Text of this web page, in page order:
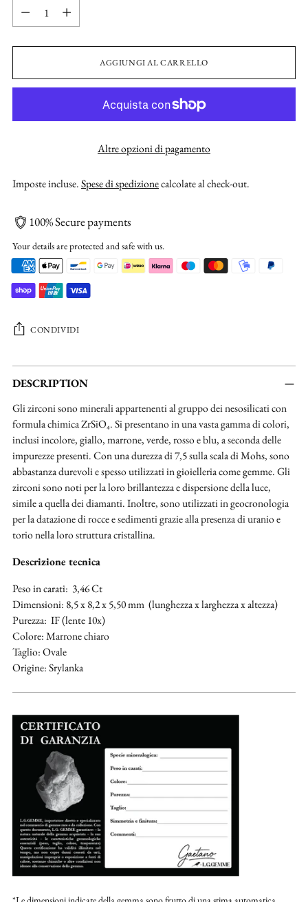
AGGIUNGI AL CARRELLO
Altre opzioni di pagamento
Imposte incluse.Spese di spedizionecalcolate al check-out.
100% Secure payments
Your details are protected and safe with us.
CONDIVIDI
Aggiungere
un
al
carrello...
DESCRIPTION
Gli zirconi sono minerali appartenenti al gruppo dei nesosilicati con
formula chimica ZrSiO₄. Si presentano in una vasta gamma di colori,
inclusi incolore, giallo, marrone, verde, rosso e blu, a seconda delle
impurezze presenti. Con una durezza di 7,5 sulla scala di Mohs, sono
abbastanza durevoli e spesso utilizzati in gioielleria come gemme. Gli
zirconi sono noti per la loro brillantezza e dispersione della luce,
simile a quella dei diamanti. Inoltre, sono utilizzati in geocronologia
per la datazione di rocce e sedimenti grazie alla presenza di uranio e
torio nella loro struttura cristallina.
Descrizione tecnica
Peso in carati: 3,46 Ct
Dimensioni: 8,5 x 8,2 x 5,50 mm (lunghezza x larghezza x altezza)
Purezza: IF (lente 10x)
Colore: Marrone chiaro
Taglio: Ovale
Origine: Srylanka